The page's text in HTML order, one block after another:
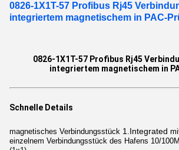
0826-1X1T-57 Profibus Rj45
integriertem magnetischem in PAC-
0826-1X1T-57 Profibus Rj45
integriertem magnetischem in
Schnelle Details
magnetisches Verbindungsstück 1.Integrated
einzelnem Verbindungsstück des Hafens 10/